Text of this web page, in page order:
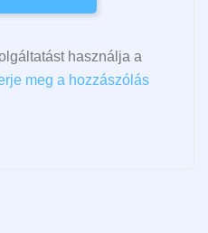
használja a
meg a hozzászólás